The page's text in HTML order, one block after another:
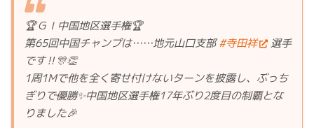
🏆ＧⅠ中国地区選手権🏆
第65回中国チャンプは……地元山口支部#寺田祥
選手
です‼🎊👏
1周1Mで他を全く寄せ付けないターンを披露し、ぶっち
ぎりで優勝✨中国地区選手権17年ぶり2度目の制覇とな
りました🎉